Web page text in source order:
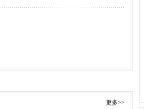
更多>>